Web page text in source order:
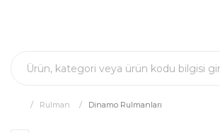
Rulman Dinamo Rulmanları